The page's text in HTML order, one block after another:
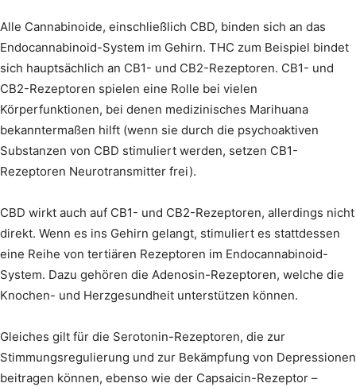
Alle Cannabinoide, einschließlich CBD, binden sich an das
Endocannabinoid-System im Gehirn. THC zum Beispiel bindet
sich hauptsächlich an CB1- und CB2-Rezeptoren. CB1- und
CB2-Rezeptoren spielen eine Rolle bei vielen
Körperfunktionen, bei denen medizinisches Marihuana
bekanntermaßen hilft (wenn sie durch die psychoaktiven
Substanzen von CBD stimuliert werden, setzen CB1-
Rezeptoren Neurotransmitter frei).
CBD wirkt auch auf CB1- und CB2-Rezeptoren, allerdings nicht
direkt. Wenn es ins Gehirn gelangt, stimuliert es stattdessen
eine Reihe von tertiären Rezeptoren im Endocannabinoid-
System. Dazu gehören die Adenosin-Rezeptoren, welche die
Knochen- und Herzgesundheit unterstützen können.
Gleiches gilt für die Serotonin-Rezeptoren, die zur
Stimmungsregulierung und zur Bekämpfung von Depressionen
beitragen können, ebenso wie der Capsaicin-Rezeptor –